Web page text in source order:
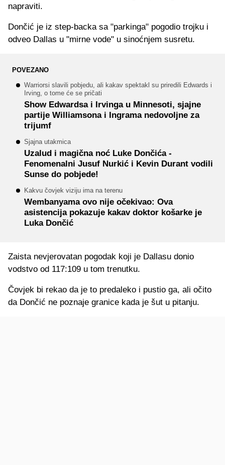
napraviti.
Dončić je iz step-backa sa "parkinga" pogodio trojku i
odveo Dallas u "mirne vode" u sinoćnjem susretu.
POVEZANO
Warriorsi slavili pobjedu, ali kakav spektakl su priredili Edwards i
Irving, o tome će se pričati
Show Edwardsa i Irvinga u Minnesoti, sjajne
partije Williamsona i Ingrama nedovoljne za
trijumf
Sjajna utakmica
Uzalud i magična noć Luke Dončića -
Fenomenalni Jusuf Nurkić i Kevin Durant vodili
Sunse do pobjede!
Kakvu čovjek viziju ima na terenu
Wembanyama ovo nije očekivao: Ova
asistencija pokazuje kakav doktor košarke je
Luka Dončić
Zaista nevjerovatan pogodak koji je Dallasu donio
vodstvo od 117:109 u tom trenutku.
Čovjek bi rekao da je to predaleko i pustio ga, ali očito
da Dončić ne poznaje granice kada je šut u pitanju.